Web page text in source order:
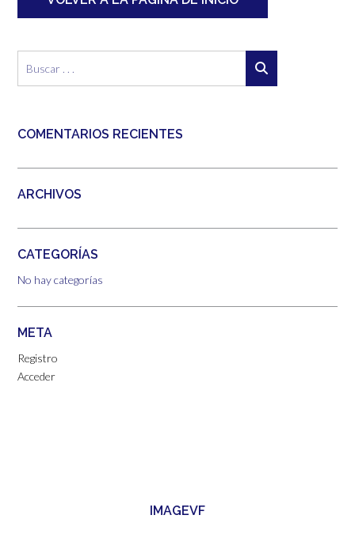
COMENTARIOS RECIENTES
ARCHIVOS
CATEGORÍAS
No hay categorías
META
Registro
Acceder
IMAGEVF